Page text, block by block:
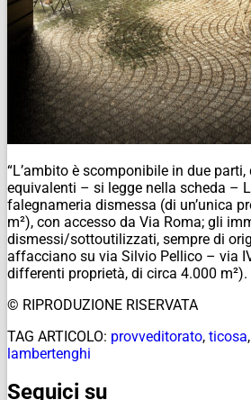
“L’ambito è scomponibile in due
equivalenti – si legge nella scheda –
falegnameria dismessa (di un’unica
m²), con accesso da Via Roma; gli
dismessi/sottoutilizzati, sempre di
affacciano su via Silvio Pellico – via
differenti proprietà, di circa 4.000 m²).
© RIPRODUZIONE RISERVATA
TAG ARTICOLO: provveditorato, ticosa,
lambertenghi
Seguici su